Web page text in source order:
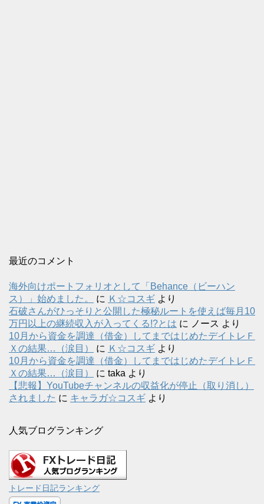
最近のコメント
海外向けポートフォリオとして「Behance（ビーハン
ス）」始めました。
に Ｋ☆コスギ より
石破さんがひっそりと公開した極秘ルートを使えば毎月10
万円以上の継続収入が入ってくる!?とは に ノース より
10月から資金を調達（借金）してまではじめたデイトレＦ
Ｘの結果…（涙目）
に Ｋ☆コスギ より
10月から資金を調達（借金）してまではじめたデイトレＦ
Ｘの結果…（涙目）
に taka より
【悲報】YouTubeチャンネルの収益化が停止（取り消し）
されました に キャラガ☆コスギ より
人気ブログランキング
トレード日記ランキング